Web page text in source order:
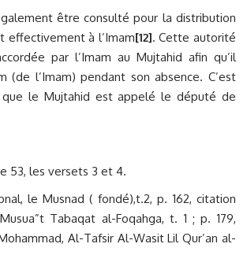
être consulté pour la distribution
effectivement à l’Imam[12]. Cette autorité
par l’Imam au Mujtahid afin qu’il
(de l’Imam) pendant son absence. C’est
le Mujtahid est appelé le député de
53, les versets 3 et 4.
le Musnad ( fondé),t.2, p. 162, citation
Tabaqat al-Foqahga, t. 1 ; p. 179,
Al-Tafsir Al-Wasit Lil Qur’an al-